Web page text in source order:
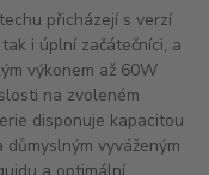
přicházejí s verzí
i úplní začátečníci, a
výkonem až 60W
na zvoleném
disponuje kapacitou
vyváženým